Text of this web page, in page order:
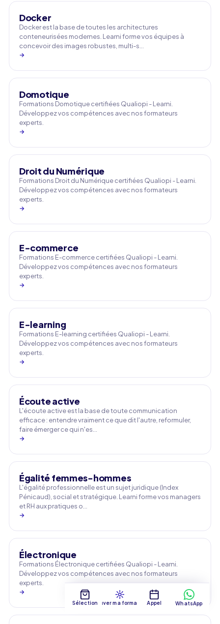
Docker
Docker est la base de toutes les architectures
conteneurisées modernes. Learni forme vos équipes à
concevoir des images robustes, multi-s…
→
Domotique
Formations Domotique certifiées Qualiopi - Learni.
Développez vos compétences avec nos formateurs
experts.
→
Droit du Numérique
Formations Droit du Numérique certifiées Qualiopi - Learni.
Développez vos compétences avec nos formateurs
experts.
→
E-commerce
Formations E-commerce certifiées Qualiopi - Learni.
Développez vos compétences avec nos formateurs
experts.
→
E-learning
Formations E-learning certifiées Qualiopi - Learni.
Développez vos compétences avec nos formateurs
experts.
→
Écoute active
L'écoute active est la base de toute communication
efficace : entendre vraiment ce que dit l'autre, reformuler,
faire émerger ce qui n'es…
→
Égalité femmes-hommes
L'égalité professionnelle est un sujet juridique (Index
Pénicaud), social et stratégique. Learni forme vos managers
et RH aux pratiques o…
→
Électronique
Formations Électronique certifiées Qualiopi - Learni.
Développez vos compétences avec nos formateurs
experts.
→
SélectionTrouver ma formationAppel WhatsApp